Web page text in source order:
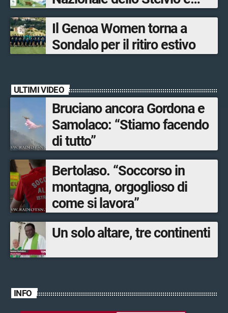
Bormio Tourism
Il Genoa Women torna a
Sondalo per il ritiro estivo
ULTIMI VIDEO
Bruciano ancora Gordona e
Samolaco: “Stiamo facendo
di tutto”
Bertolaso. “Soccorso in
montagna, orgoglioso di
come si lavora”
Un solo altare, tre continenti
INFO